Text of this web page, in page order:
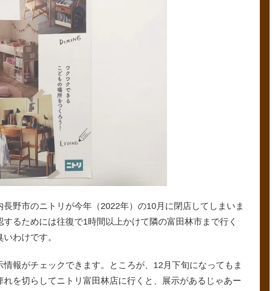
野市のニトリが今年（2022年）の10月に閉店してしまいま
るためには往復で1時間以上かけて隣の富田林市まで行く
わけです。
報がチェックできます。ところが、12月下旬になってもま
を切らしてニトリ富田林店に行くと、展示があるじゃあー